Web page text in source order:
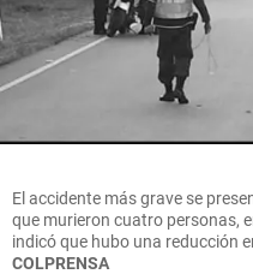
El accidente más grave se
que murieron cuatro personas,
indicó que hubo una reducción
COLPRENSA